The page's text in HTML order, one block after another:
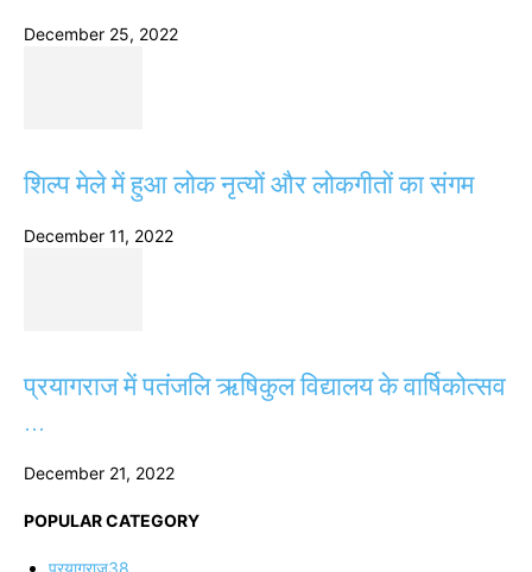
December 25, 2022
शिल्प मेले में हुआ लोक नृत्यों और लोकगीतों का संगम
December 11, 2022
प्रयागराज में पतंजलि ऋषिकुल विद्यालय के वार्षिकोत्सव
...
December 21, 2022
POPULAR CATEGORY